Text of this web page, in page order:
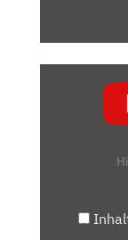
CABRIO